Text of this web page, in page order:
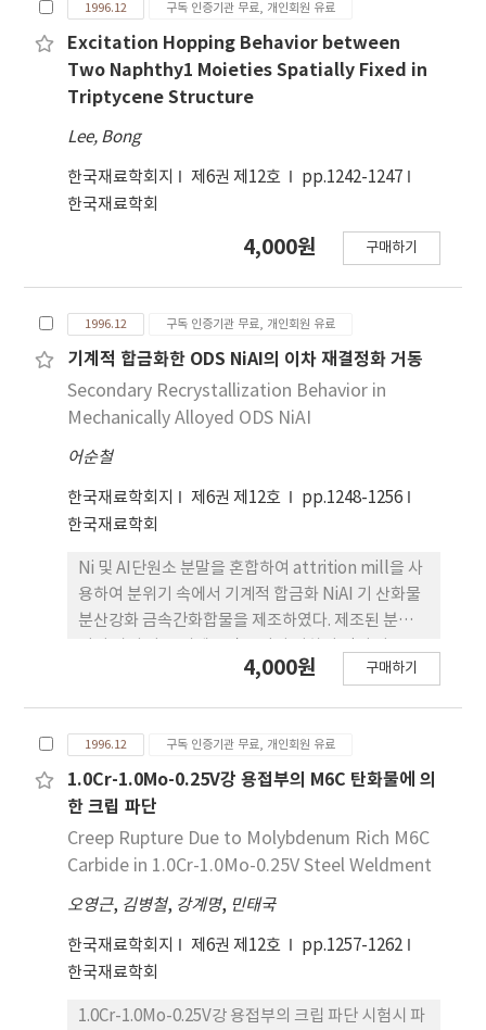
로의 급속한 확산에 의해 전기적 특성의 개선은 미미
하였다. 그리고 열처리 박막내에는 구리 실리사이드
상의 형성이 발견되지 않았으며, 250˚C/90초의 저온
장시간 또는 550˚C/20초의 고온 단시간 조건에서 전
가와 표면열화에 직접적으로 영향을 미쳤다. 또한, 이
들 결과로부터 급속열처리법에 의한 Cu/BPSG 열처
리의 공정범위를 규명할 수 있었다.
1996.12 구독 인증기관 무료, 개인회원 유료
Excitation Hopping Behavior between
Two Naphthy1 Moieties Spatially Fixed in
Triptycene Structure
Lee, Bong
한국재료학회지 제6권 제12호
pp.1242-1247
한국재료학회
4,000원 구매하기
1996.12 구독 인증기관 무료, 개인회원 유료
기계적 합금화한 ODS NiAI의 이차 재결정화 거동
Secondary Recrystallization Behavior in
Mechanically Alloyed ODS NiAI
어순철
한국재료학회지 제6권 제12호
pp.1248-1256
한국재료학회
Ni 및 AI단원소 분말을 혼합하여 attrition mill을 사
용하여 분위기 속에서 기계적 합금화 NiAI 기 산화물
분산강화 금속간화합물을 제조하였다. 제조된 분말은
정으로 열간성형을 하였으며, 연이어 이차 재결정 조
수 있는 선수조건으로서의초기 미세조직과 가공열처
리와의 상관관계를 조사하였다. 정상 결정립 성장의
억제와 접합조직의 존재가 이차 재결정을 일으키기
위한 필요조건으로 판명되었다. 이 재료에 있어서, 잔
류 변형에너지를 공급할 수 있고 결정립을 미세화 할
이 생성됨을 알 수 있었다.
4,000원 구매하기
1996.12 구독 인증기관 무료, 개인회원 유료
1.0Cr-1.0Mo-0.25V강 용접부의 M6C 탄화물에 의
한 크립 파단
Creep Rupture Due to Molybdenum Rich M6C
Carbide in 1.0Cr-1.0Mo-0.25V Steel Weldment
오영근, 김병철, 강계명, 민태국
한국재료학회지 제6권 제12호
pp.1257-1262
한국재료학회
1.0Cr-1.0Mo-0.25V강 용접부의 크립 파단 시험시 파